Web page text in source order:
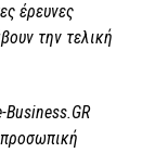
έρευνες
την τελική
Business.GR
προσωπική